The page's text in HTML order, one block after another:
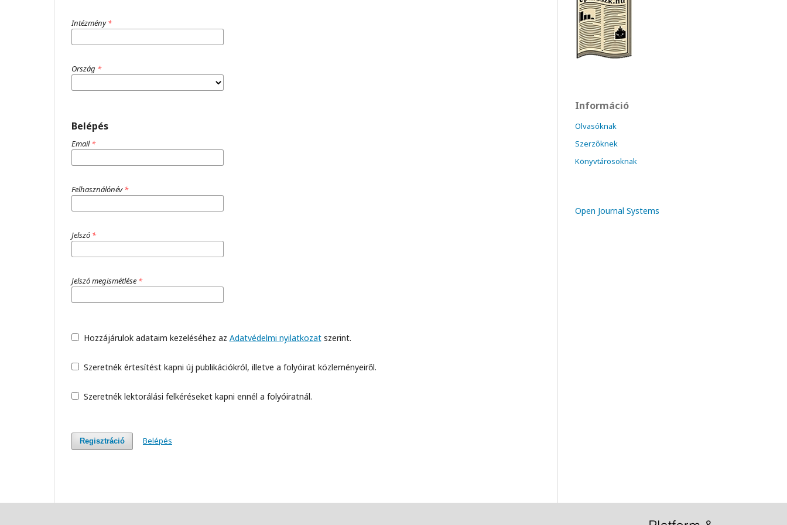
Intézmény*
Ország *
Belépés
Email*
Felhasználónév*
Jelszó *
Jelszó megismétlése *
Hozzájárulok adataim kezeléséhez az Adatvédelmi nyilatkozatszerint.
Szeretnék értesítést kapni új publikációkról, illetve a folyóirat közleményeiről.
Szeretnék lektorálási felkéréseket kapni ennél a folyóiratnál.
Regisztráció Belépés
Információ
Olvasóknak
Szerzőknek
Könyvtárosoknak
Open Journal Systems